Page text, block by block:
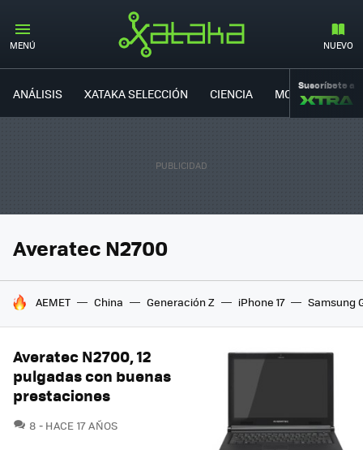
MENÚ NUEVO
ANÁLISIS XATAKA SELECCIÓN CIENCIA MOVILIDAD
Suscríbete a
Averatec N2700
HOY SE HABLA DE
AEMET China Generación Z iPhone 17 Samsung
Averatec N2700, 12
pulgadas con buenas
prestaciones
8 COMENTARIOS
HACE 17 AÑOS